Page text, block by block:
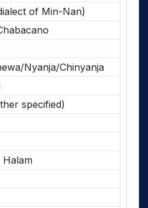
of Min-Nan)
Nyanja/Chinyanja
specified)
Halam